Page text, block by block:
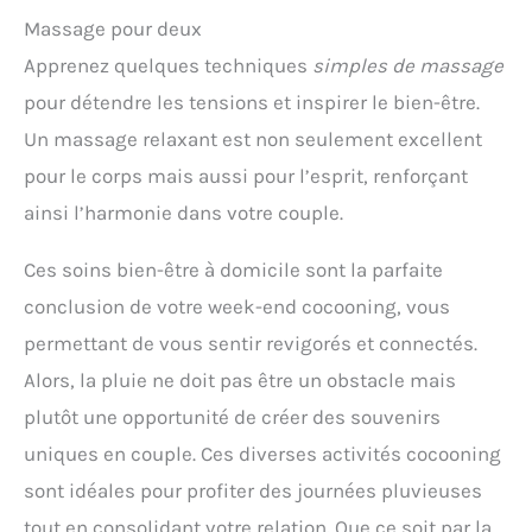
fonctions entièrement automatiques pilotées par
auto, évitement intelligent d'obstacles et
alignement automatique sur l'écran. Grâce à un
algorithme AI de régulation avancé, il délivre en
quelques secondes une image nette, précise et
latérale, de montage en plafond ou de placement
sur une table lors d'un camping en plein air, le
expérience de visualisation parfaitement alignée et
sans souci.
【Connexion WiFi6, HDMI ARC&CEC,
dispose de la tech WiFi6 haut débit et stable,
permettant une duplication d'écran fluide et rapide
avec iOS, Android et Windows 10. Que ce soit pour
jouer ou regarder des films immersivement, il vous
à faible latence. De plus, le projecteur intègre la
tech d'imagerie par réflexion diffuse, garantissant
une expérience visuelle détendue. Fonction HDMI
ARC & CEC(Port HDMI 2): Aucun câble audio
Massage pour deux
Apprenez quelques techniques simples de massage
pour détendre les tensions et inspirer le bien-être.
Un massage relaxant est non seulement excellent
pour le corps mais aussi pour l’esprit, renforçant
ainsi l’harmonie dans votre couple.
Ces soins bien-être à domicile sont la parfaite
conclusion de votre week-end cocooning, vous
permettant de vous sentir revigorés et connectés.
Alors, la pluie ne doit pas être un obstacle mais
plutôt une opportunité de créer des souvenirs
uniques en couple. Ces diverses activités cocooning
sont idéales pour profiter des journées pluvieuses